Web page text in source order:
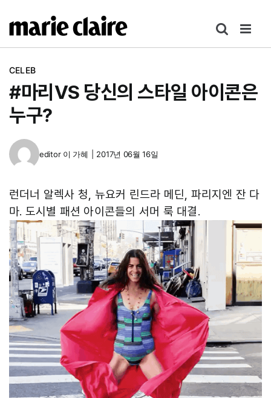
텐
건CELEB
#마리VS 당신의 스타일 아이콘은
누구?
editor 이 가혜 2017년 06월 16일
런더너 알렉사 청, 뉴요커 린드라 메딘, 파리지엔 잔 다
마. 도시별 패션 아이콘들의 서머 룩 대결.